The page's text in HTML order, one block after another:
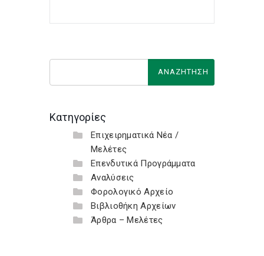
Κατηγορίες
Επιχειρηματικά Νέα /
Μελέτες
Επενδυτικά Προγράμματα
Αναλύσεις
Φορολογικό Αρχείο
Βιβλιοθήκη Αρχείων
Άρθρα – Μελέτες